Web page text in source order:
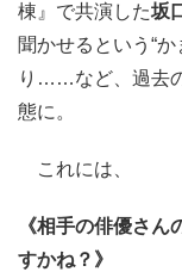
棟』で共演した坂
聞かせるという“
り……など、過去
態に。
これには、
《相手の俳優さ
すかね？》